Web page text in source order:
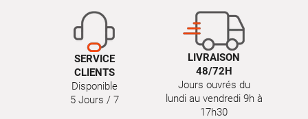
SERVICE
CLIENTS
Disponible
5 Jours / 7
LIVRAISON
48/72H
Jours ouvrés du
lundi au vendredi 9h à
17h30